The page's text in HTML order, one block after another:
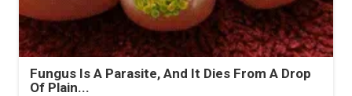
Fungus Is A Parasite, And It Dies From A Drop
Of Plain...